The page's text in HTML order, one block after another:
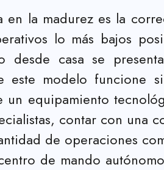
la madurez es la
lo más bajos
desde casa se
este modelo funcione
equipamiento
contar con una
de operaciones
de mando